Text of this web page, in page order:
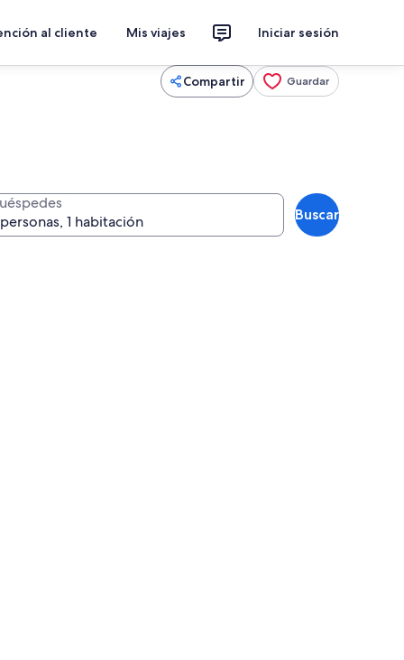
al cliente Mis viajes Iniciar sesión
Compartir Guardar
Buscar